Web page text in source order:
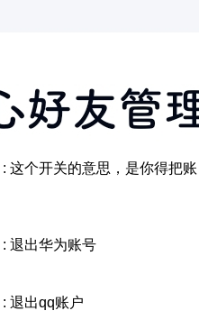
: 这个开关的意思，是你得把账
: 退出华为账号
: 退出qq账户